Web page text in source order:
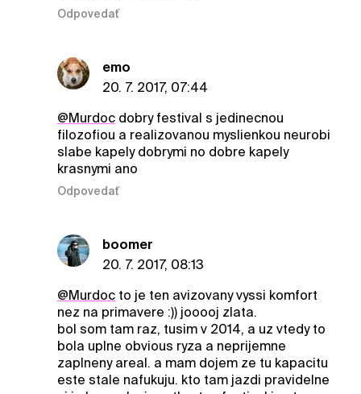
Odpovedať
emo
20. 7. 2017, 07:44
@Murdocdobry festival s jedinecnou
filozofiou a realizovanou myslienkou neurobi
slabe kapely dobrymi no dobre kapely
krasnymi ano
Odpovedať
boomer
20. 7. 2017, 08:13
@Murdocto je ten avizovany vyssi komfort
nez na primavere :)) jooooj zlata.
bol som tam raz, tusim v 2014, a uz vtedy to
bola uplne obvious ryza a neprijemne
zaplneny areal. a mam dojem ze tu kapacitu
este stale nafukuju. kto tam jazdi pravidelne